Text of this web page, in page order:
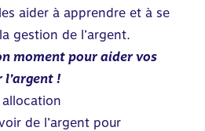
aider à apprendre et à se
gestion de l’argent.
moment pour aider vos
!
de l’argent pour